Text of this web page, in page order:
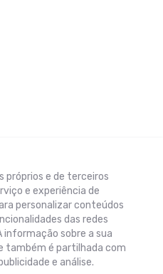
próprios e de terceiros
e experiência de
personalizar conteúdos
das redes
informação sobre a sua
também é partilhada com
e análise.